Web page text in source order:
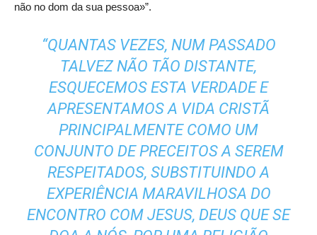
não no dom da sua pessoa»”.
“QUANTAS VEZES, NUM PASSADO
TALVEZ NÃO TÃO DISTANTE,
ESQUECEMOS ESTA VERDADE E
APRESENTAMOS A VIDA CRISTÃ
PRINCIPALMENTE COMO UM
CONJUNTO DE PRECEITOS A SEREM
RESPEITADOS, SUBSTITUINDO A
EXPERIÊNCIA MARAVILHOSA DO
ENCONTRO COM JESUS, DEUS QUE SE